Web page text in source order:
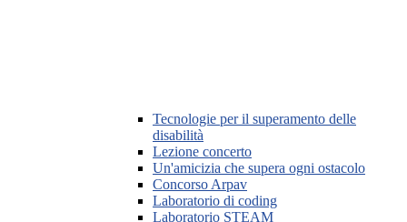
Tecnologie per il superamento delle
disabilità
Lezione concerto
Un'amicizia che supera ogni ostacolo
Concorso Arpav
Laboratorio di coding
Laboratorio STEAM